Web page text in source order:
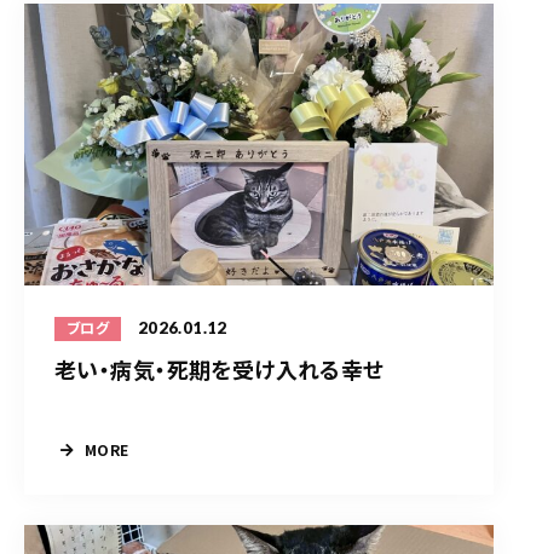
ブログ 2026.01.12
老い・病気・死期を受け入れる幸せ
MORE